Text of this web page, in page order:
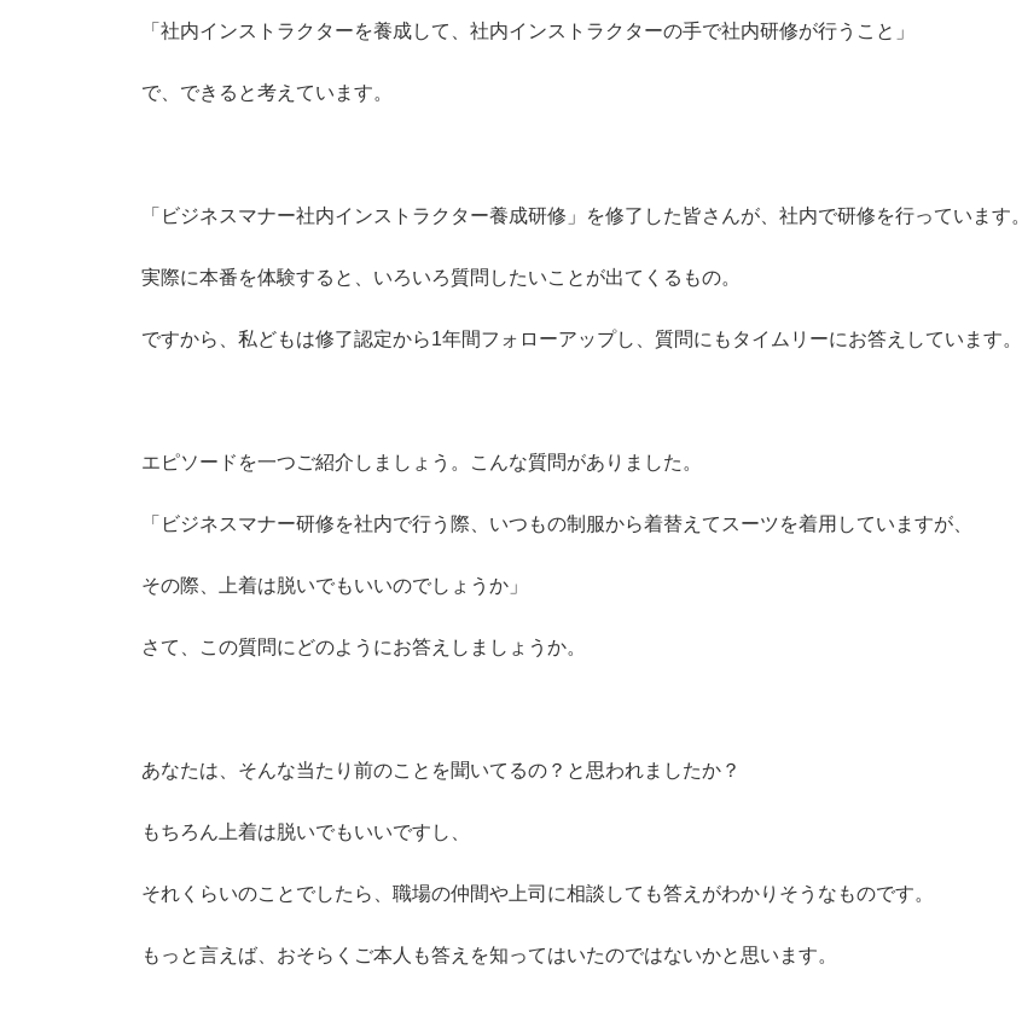
「社内インストラクターを養成して、社内インストラクターの手で社内研修が行うこと」
で、できると考えています。
「ビジネスマナー社内インストラクター養成研修」を修了した皆さんが、社内で研修を行っています。
実際に本番を体験すると、いろいろ質問したいことが出てくるもの。
ですから、私どもは修了認定から1年間フォローアップし、質問にもタイムリーにお答えしています。
エピソードを一つご紹介しましょう。こんな質問がありました。
「ビジネスマナー研修を社内で行う際、いつもの制服から着替えてスーツを着用していますが、
その際、上着は脱いでもいいのでしょうか」
さて、この質問にどのようにお答えしましょうか。
あなたは、そんな当たり前のことを聞いてるの？と思われましたか？
もちろん上着は脱いでもいいですし、
それくらいのことでしたら、職場の仲間や上司に相談しても答えがわかりそうなものです。
もっと言えば、おそらくご本人も答えを知ってはいたのではないかと思います。